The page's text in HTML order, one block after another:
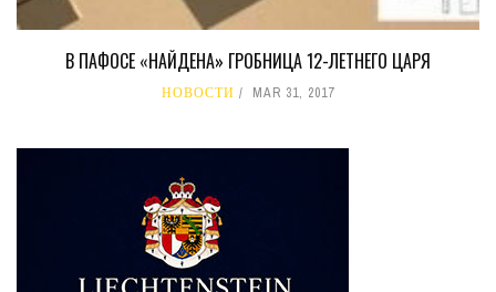
В ПАФОСЕ «НАЙДЕНА» ГРОБНИЦА 12-ЛЕТНЕГО ЦАРЯ
НОВОСТИ MAR 31, 2017